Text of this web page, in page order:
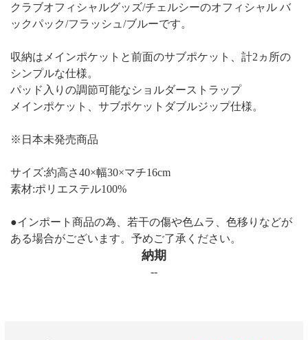
クラブオフィシャルグッズ/チェルシーのオフィシャル バ
ックパック/フラッシュ/ブルーです。
収納はメインポケットと前面のサブポケット、計2ヵ所の
シンプルな仕様。
パッド入りの調節可能なショルダーストラップ
メインポケット、サブポケットダブルジップ仕様。
※日本未発売商品
サイズ:約高さ40×幅30×マチ16cm
素材:ポリエステル100%
●インポート商品の為、若干の傷や色ムラ、色移りなどが
ある場合がございます。予めご了承ください。
納期
--